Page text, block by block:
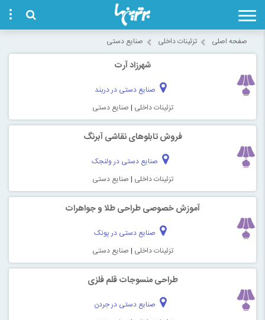
صفحه اصلی تزئینات داخلی صنایع دستی
شهرزاد آرت
صنایع دستی در دربند
تزئینات داخلی | صنایع دستی
فروش تابلوهای نقاشی آبرنگ
صنایع دستی در ولنجک
تزئینات داخلی | صنایع دستی
آموزش خصوصی طراحی طلا و جواهرات
صنایع دستی در پونک
تزئینات داخلی | صنایع دستی
طراحی منسوجات قلم فلزی
صنایع دستی در جردن